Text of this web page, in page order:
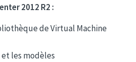
2012 R2 :
de Virtual Machine
les modèles